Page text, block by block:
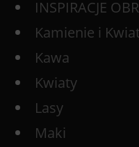
INSPIRACJE
Kamienie i
Kawa
Kwiaty
Lasy
Maki